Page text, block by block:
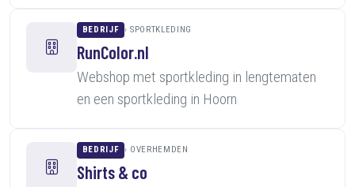
BEDRIJF SPORTKLEDING
RunColor.nl
Webshop met sportkleding in lengtematen
en een sportkleding in Hoorn
BEDRIJF OVERHEMDEN
Shirts & co